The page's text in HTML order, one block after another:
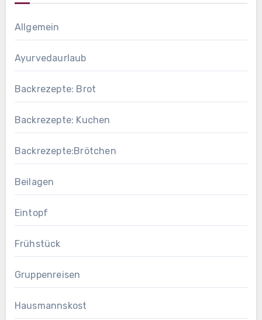
Allgemein
Ayurvedaurlaub
Backrezepte: Brot
Backrezepte: Kuchen
Backrezepte:Brötchen
Beilagen
Eintopf
Frühstück
Gruppenreisen
Hausmannskost